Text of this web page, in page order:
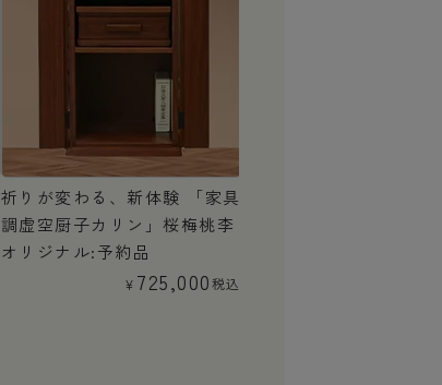
祈りが変わる、新体験
「家具
調虚空厨子カリン」桜梅桃李
オリジナル:予約品
¥ 725,000税込